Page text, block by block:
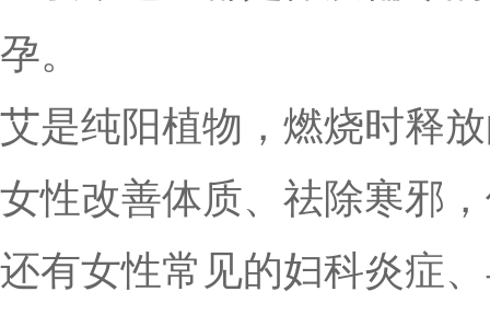
孕。
艾是纯阳植物，燃烧时释
女性改善体质、祛除寒邪
还有女性常见的妇科炎症